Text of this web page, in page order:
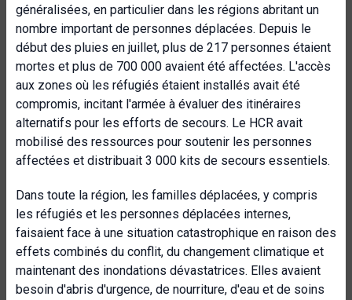
généralisées, en particulier dans les régions abritant un
nombre important de personnes déplacées. Depuis le
début des pluies en juillet, plus de 217 personnes étaient
mortes et plus de 700 000 avaient été affectées. L'accès
aux zones où les réfugiés étaient installés avait été
compromis, incitant l'armée à évaluer des itinéraires
alternatifs pour les efforts de secours. Le HCR avait
mobilisé des ressources pour soutenir les personnes
affectées et distribuait 3 000 kits de secours essentiels.
Dans toute la région, les familles déplacées, y compris
les réfugiés et les personnes déplacées internes,
faisaient face à une situation catastrophique en raison des
effets combinés du conflit, du changement climatique et
maintenant des inondations dévastatrices. Elles avaient
besoin d'abris d'urgence, de nourriture, d'eau et de soins